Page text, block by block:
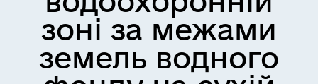
зоні за межами
земель водного